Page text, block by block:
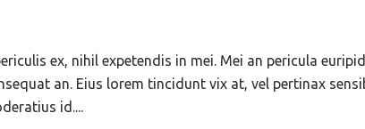
ex, nihil expetendis in mei. Mei an pericula
an. Eius lorem tincidunt vix at, vel pertinax
id....